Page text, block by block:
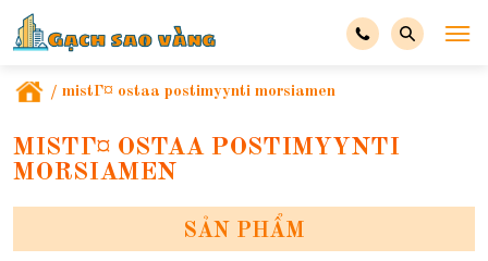
/ mistГ¤ ostaa postimyynti morsiamen
MISTГ¤ OSTAA POSTIMYYNTI
MORSIAMEN
SẢN PHẨM